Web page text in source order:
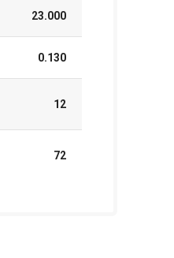
23.000
0.130
12
72